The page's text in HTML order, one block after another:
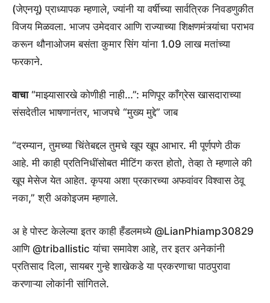
(जेएनयू) प्राध्यापक म्हणाले, ज्यांनी या वर्षीच्या सार्वत्रिक निवडणुकीत
विजय मिळवला. भाजप उमेदवार आणि राज्याच्या शिक्षणमंत्र्यांचा पराभव
करून थौनाओजम बसंता कुमार सिंग यांना 1.09 लाख मतांच्या
फरकाने.
वाचा“माझ्यासारखे कोणीही नाही…”: मणिपूर काँग्रेस खासदाराच्या
संसदेतील भाषणानंतर, भाजपचे “मुख्य मुद्दे” जाब
“दरम्यान, तुमच्या चिंतेबद्दल तुमचे खूप खूप आभार. मी पूर्णपणे ठीक
आहे. मी काही प्रतिनिधींसोबत मीटिंग करत होतो, तेव्हा ते म्हणाले की
खूप मेसेज येत आहेत. कृपया अशा प्रकारच्या अफवांवर विश्वास ठेवू
नका,” श्री अकोइजम म्हणाले.
अ हे पोस्ट केलेल्या इतर काही हँडलमध्ये @LianPhiamp30829
आणि @triballistic यांचा समावेश आहे, तर इतर अनेकांनी
प्रतिसाद दिला, सायबर गुन्हे शाखेकडे या प्रकरणाचा पाठपुरावा
करणाऱ्या लोकांनी सांगितले.